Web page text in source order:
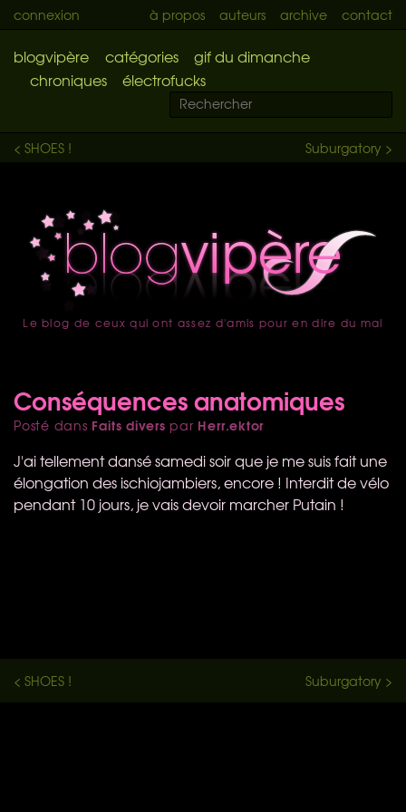
connexion à propos auteurs archive contact
blogvipère catégories
gif du dimanche
chroniques
électrofucks
Suburgatory >
< SHOES !
accueil
Le blog de ceux qui ont assez d'amis pour en dire du mal
Conséquences anatomiques
Posté dans Faits divers par Herr.ektor
J'ai tellement dansé samedi soir que je me suis fait une
élongation des ischiojambiers, encore ! Interdit de vélo
pendant 10 jours, je vais devoir marcher Putain !
Suburgatory >
< SHOES !